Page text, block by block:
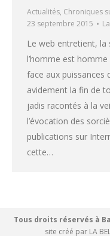
Actualités, Chroniques
23 septembre 2015
Le web entretient, la
l’homme est
face aux puissances
avidement la fin de
jadis racontés à la
l’évocation des
publications sur
cette…
Tous droits réservés à
site créé par LA